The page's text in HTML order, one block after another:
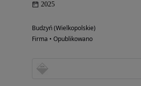
2025
Budzyń (Wielkopolskie)
Firma • Opublikowano